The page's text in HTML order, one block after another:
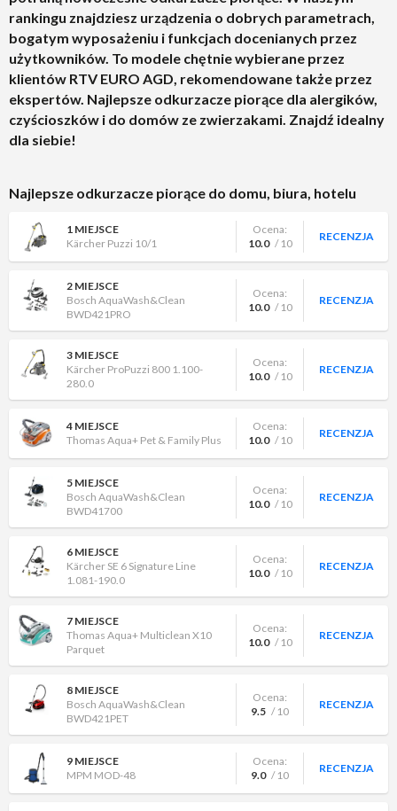
rankingu znajdziesz urządzenia o dobrych parametrach,
bogatym wyposażeniu i funkcjach docenianych przez
użytkowników. To modele chętnie wybierane przez
klientów RTV EURO AGD, rekomendowane także przez
ekspertów. Najlepsze odkurzacze piorące dla alergików,
czyścioszków i do domów ze zwierzakami. Znajdź idealny
dla siebie!
Najlepsze odkurzacze piorące do domu, biura, hotelu
1 MIEJSCE
Kärcher Puzzi 10/1
Ocena:
10.0 / 10
RECENZJA
2 MIEJSCE
Bosch AquaWash&Clean
BWD421PRO
Ocena:
10.0 / 10
RECENZJA
3 MIEJSCE
Kärcher ProPuzzi 800 1.100-
280.0
Ocena:
10.0 / 10
RECENZJA
4 MIEJSCE
Thomas Aqua+ Pet & Family Plus
Ocena:
10.0 / 10
RECENZJA
5 MIEJSCE
Bosch AquaWash&Clean
BWD41700
Ocena:
10.0 / 10
RECENZJA
6 MIEJSCE
Kärcher SE 6 Signature Line
1.081-190.0
Ocena:
10.0 / 10
RECENZJA
7 MIEJSCE
Thomas Aqua+ Multiclean X10
Parquet
Ocena:
10.0 / 10
RECENZJA
8 MIEJSCE
Bosch AquaWash&Clean
BWD421PET
Ocena:
9.5 / 10
RECENZJA
9 MIEJSCE
MPM MOD-48
Ocena:
9.0 / 10
RECENZJA
7 MIEJSCE
Thomas Aqua+ Multiclean X10
Parquet
Ocena:
10.0 / 10
RECENZJA
8 MIEJSCE
Bosch AquaWash&Clean
BWD421PET
Ocena:
9.5 / 10
RECENZJA
10 MIEJSCE
Ocena: